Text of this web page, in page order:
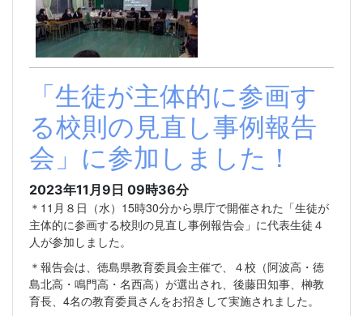
「生徒が主体的に参画す
る校則の見直し事例報告
会」に参加しました！
2023年11月9日 09時36分
＊11月８日（水）15時30分から県庁で開催された「生徒が
主体的に参画する校則の見直し事例報告会」に代表生徒４
人が参加しました。
＊報告会は、徳島県教育委員会主催で、４校（阿波高・徳
島北高・鳴門高・名西高）が選出され、後藤田知事、榊教
育長、4名の教育委員さんをお招きして実施されました。